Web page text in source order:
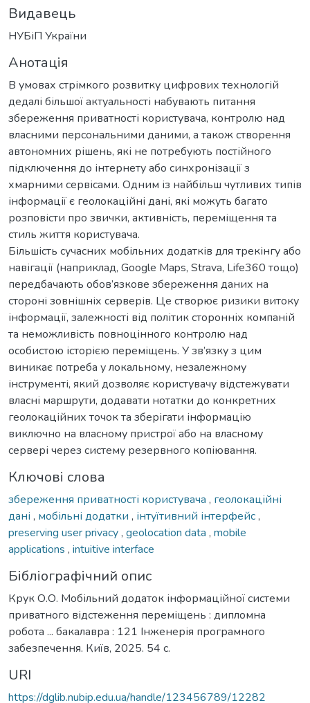
Видавець
НУБіП України
Анотація
В умовах стрімкого розвитку цифрових технологій
дедалі більшої актуальності набувають питання
збереження приватності користувача, контролю над
власними персональними даними, а також створення
автономних рішень, які не потребують постійного
підключення до інтернету або синхронізації з
хмарними сервісами. Одним із найбільш чутливих типів
інформації є геолокаційні дані, які можуть багато
розповісти про звички, активність, переміщення та
стиль життя користувача.
Більшість сучасних мобільних додатків для трекінгу або
навігації (наприклад, Google Maps, Strava, Life360 тощо)
передбачають обов’язкове збереження даних на
стороні зовнішніх серверів. Це створює ризики витоку
інформації, залежності від політик сторонніх компаній
та неможливість повноцінного контролю над
особистою історією переміщень. У зв’язку з цим
виникає потреба у локальному, незалежному
інструменті, який дозволяє користувачу відстежувати
власні маршрути, додавати нотатки до конкретних
геолокаційних точок та зберігати інформацію
виключно на власному пристрої або на власному
сервері через систему резервного копіювання.
Ключові слова
збереження приватності користувача , геолокаційні
дані , мобільні додатки , інтуїтивний інтерфейс,
preserving user privacy, geolocation data , mobile
applications , intuitive interface
Бібліографічний опис
Крук О.О. Мобільний додаток інформаційної системи
приватного відстеження переміщень : дипломна
робота ... бакалавра : 121 Інженерія програмного
забезпечення. Київ, 2025. 54 с.
URI
https://dglib.nubip.edu.ua/handle/123456789/12282